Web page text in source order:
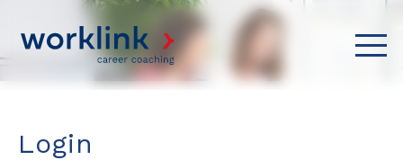
Login